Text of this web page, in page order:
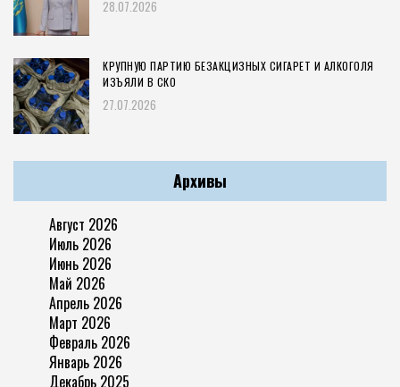
28.07.2026
КРУПНУЮ ПАРТИЮ БЕЗАКЦИЗНЫХ СИГАРЕТ И АЛКОГОЛЯ
ИЗЪЯЛИ В СКО
27.07.2026
Архивы
Август 2026
Июль 2026
Июнь 2026
Май 2026
Апрель 2026
Март 2026
Февраль 2026
Январь 2026
Декабрь 2025